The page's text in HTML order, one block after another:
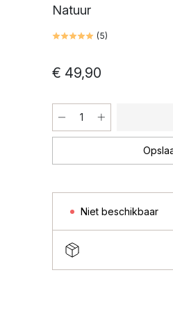
Natuur
(5)
€ 49,90
Niet beschikbaar